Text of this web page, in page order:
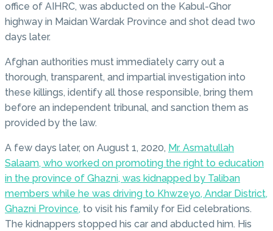
office of AIHRC, was abducted on the Kabul-Ghor
highway in Maidan Wardak Province and shot dead two
days later.
Afghan authorities must immediately carry out a
thorough, transparent, and impartial investigation into
these killings, identify all those responsible, bring them
before an independent tribunal, and sanction them as
provided by the law.
A few days later, on August 1, 2020, Mr. Asmatullah
Salaam, who worked on promoting the right to education
in the province of Ghazni, was kidnapped by Taliban
members while he was driving to Khwzeyo, Andar District,
Ghazni Province, to visit his family for Eid celebrations.
The kidnappers stopped his car and abducted him. His